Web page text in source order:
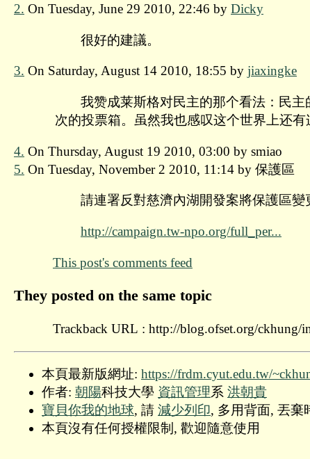
2. On Tuesday, June 29 2010, 22:46 by Dicky
很好的建議。
3. On Saturday, August 14 2010, 18:55 by jiaxingke
我赞成莱斯格对民主的那个看法：民
次的投票箱。虽然我也感叹这个世界上还有
4. On Thursday, August 19 2010, 03:00 by smiao
5. On Tuesday, November 2 2010, 11:14 by 保護區
請連署反對慈濟內湖開發案將保護區
http://campaign.tw-npo.org/full_per...
This post's comments feed
They posted on the same topic
Trackback URL : http://blog.ofset.org/ckhung/
本頁最新版網址: https://frdm.cyut.edu.tw/
作者: 朝陽科技大學 資訊管理系 洪朝貴
寶貝你我的地球, 請 減少列印, 多用背面, 丟棄
本頁沒有任何授權限制, 歡迎隨意使用